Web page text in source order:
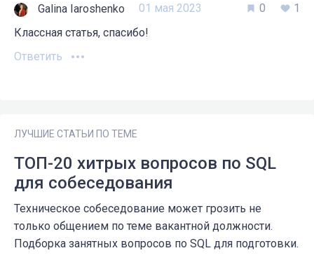
Galina Iaroshenko 01 мая 2023 0
1
Классная статья, спасибо!
Ответить
ЛУЧШИЕ СТАТЬИ ПО ТЕМЕ
ТОП-20 хитрых вопросов по SQL
для собеседования
Техническое собеседование может грозить не
только общением по теме вакантной должности.
Подборка занятных вопросов по SQL для подготовки.